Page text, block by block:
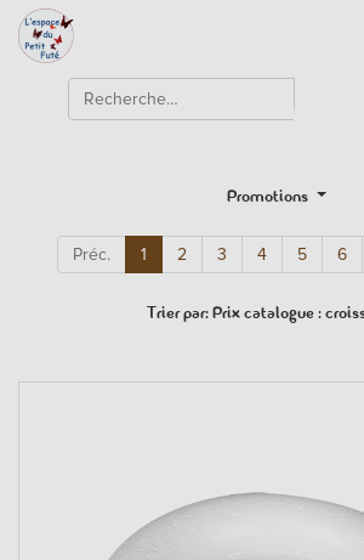
Promotions
Préc. 1 2 3 4 5 6
Trier par: Prix catalogue :